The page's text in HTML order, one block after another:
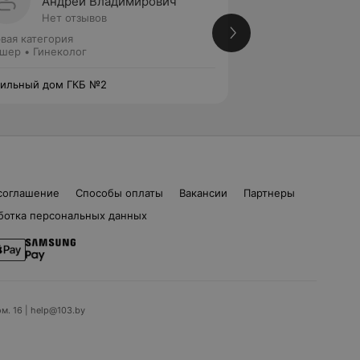
Нет отзывов
категория
• Гинеколог
дом ГКБ №2
Способы оплаты Вакансии
Партнеры
персональных данных
16 | help@103.by